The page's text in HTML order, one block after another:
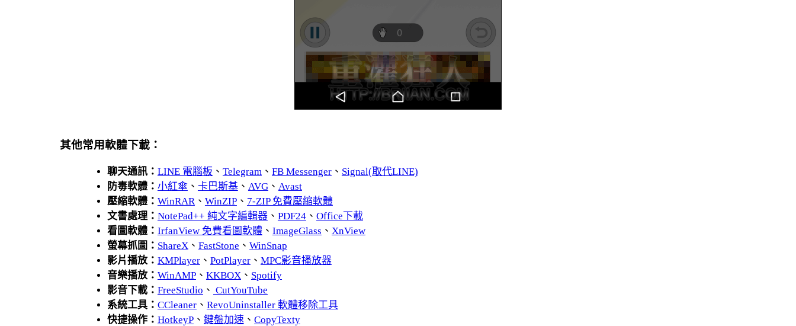
其他常用軟體下載：
聊天通訊： LINE 電腦板 、 Telegram、 FB Messenger、 Signal(取代LINE)
防毒軟體： 小紅傘 、 卡巴斯基、 AVG、 Avast
壓縮軟體： WinRAR、 WinZIP、 7-ZIP 免費壓縮軟體
文書處理： NotePad++ 純文字編輯器、 PDF24、 Office下載
看圖軟體： IrfanView 免費看圖軟體、 ImageGlass 、 XnView
螢幕抓圖： ShareX、 FastStone 、 WinSnap
影片播放： KMPlayer、 PotPlayer、 MPC影音播放器
音樂播放： WinAMP、 KKBOX、 Spotify
影音下載： FreeStudio 、 CutYouTube
系統工具： CCleaner、 RevoUninstaller 軟體移除工具
快捷操作： HotkeyP、 鍵盤加速、 CopyTexty